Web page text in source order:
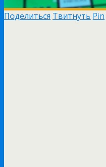
Поделиться Твитнуть Pin